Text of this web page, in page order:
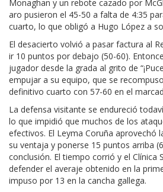
Monaghan y un rebote cazado por
aro pusieron el 45-50 a falta de 4:35
cuarto, lo que obligó a Hugo López a
El desacierto volvió a pasar factura al
ir 10 puntos por debajo (50-60).
jugador desde la grada al grito de
empujar a su equipo, que se
definitivo cuarto con 57-60 en el
La defensa visitante se endureció
lo que impidió que muchos de los
efectivos. El Leyma Coruña aprovechó
su ventaja y ponerse 15 puntos arriba
conclusión. El tiempo corrió y el Clínica
defender el averaje obtenido en la
impuso por 13 en la cancha gallega.